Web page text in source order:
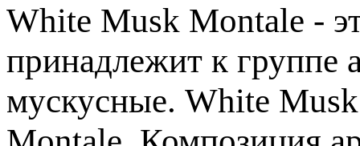
White Musk Montale -
принадлежит к группе
мускусные. White